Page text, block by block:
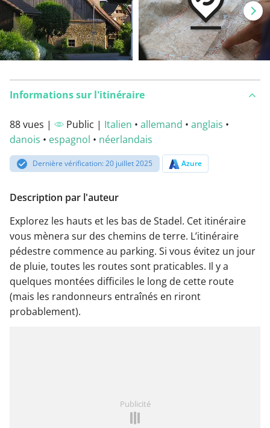
Informations sur l'itinéraire
88 vues | Public | Italien • allemand • anglais •
danois • espagnol • néerlandais
Dernière vérification: 20 juillet 2025 Azure
Description par l'auteur
Explorez les hauts et les bas de Stadel. Cet itinéraire
vous mènera sur des chemins de terre. L’itinéraire
pédestre commence au parking. Si vous évitez un jour
de pluie, toutes les routes sont praticables. Il y a
quelques montées difficiles le long de cette route
(mais les randonneurs entraînés en riront
probablement).
Publicité